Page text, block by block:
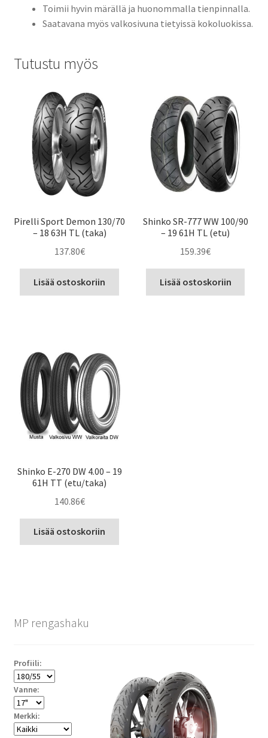
Toimii hyvin märällä ja huonommalla tienpinnalla.
Saatavana myös valkosivuna tietyissä kokoluokissa.
Tutustu myös
Pirelli Sport Demon 130/70
– 18 63H TL (taka)
137.80€
Lisää ostoskoriin
Shinko SR-777 WW 100/90
– 19 61H TL (etu)
159.39€
Lisää ostoskoriin
Shinko E-270 DW 4.00 – 19
61H TT (etu/taka)
140.86€
Lisää ostoskoriin
MP rengashaku
Profiili:
Vanne:
Merkki: